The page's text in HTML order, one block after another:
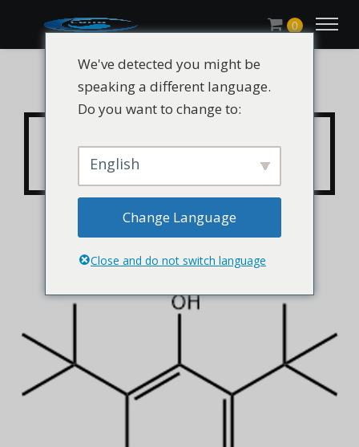
0
CHLUMIAO® 2,6-Di-tert-
butilfenol CAS 128-39-2
We've detected you might be
speaking a different language.
Do you want to change to:
English
Change Language
Close and do not switch language